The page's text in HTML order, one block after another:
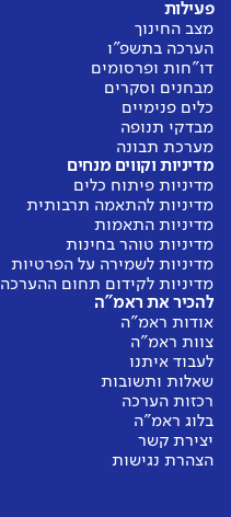
פעילות
מצב החינוך
הערכה בתשפ"ו
דו"חות ופרסומים
מבחנים וסקרים
כלים פנימיים
מבדקי תנופה
מערכת תבונה
מדיניות וקווים מנחים
מדיניות פיתוח כלים
מדיניות להתאמה תרבותית
מדיניות התאמות
מדיניות טוהר בחינות
מדיניות לשמירה על הפרטיות
מדיניות לקידום תחום ההערכה
להכיר את ראמ"ה
אודות ראמ"ה
צוות ראמ"ה
לעבוד איתנו
שאלות ותשובות
רכזות הערכה
בלוג ראמ"ה
יצירת קשר
הצהרת נגישות